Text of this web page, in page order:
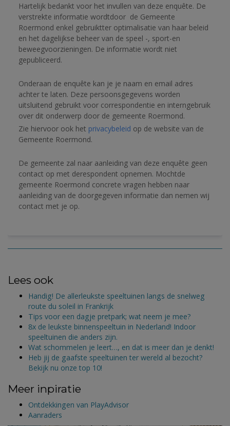
Hartelijk bedankt voor het invullen van deze enquête. De
verstrekte informatie wordtdoor de Gemeente
Roermond enkel gebruiktter optimalisatie van haar beleid
en het dagelijkse beheer van de speel -, sport-en
beweegvoorzieningen. De informatie wordt niet
gepubliceerd.
Onderaan de enquête kan je je naam en email adres
achter te laten. Deze persoonsgegevens worden
uitsluitend gebruikt voor correspondentie en interngebruik
over dit onderwerp door de gemeente Roermond.
Zie hiervoor ook het privacybeleid op de website van de
Gemeente Roermond.
De gemeente zal naar aanleiding van deze enquête geen
contact op met derespondent opnemen. Mochtde
gemeente Roermond concrete vragen hebben naar
aanleiding van de doorgegeven informatie dan nemen wij
contact met je op.
Lees ook
Handig! De allerleukste speeltuinen langs de snelweg
route du soleil in Frankrijk
Tips voor een dagje pretpark; wat neem je mee?
8x de leukste binnenspeeltuin in Nederland! Indoor
speeltuinen die anders zijn.
Wat schommelen je leert…, en dat is meer dan je denkt!
Heb jij de gaafste speeltuinen ter wereld al bezocht?
Bekijk nu onze top 10!
Meer inpiratie
Ontdekkingen van PlayAdvisor
Aanraders